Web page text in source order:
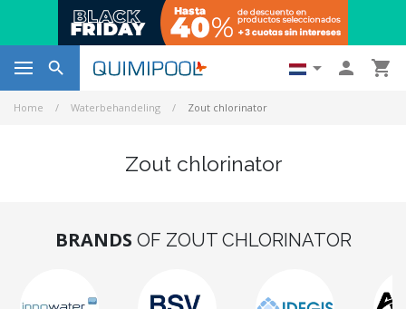
   
Home Waterbehandeling Zout chlorinator
Zout chlorinator
BRANDS OF ZOUT CHLORINATOR